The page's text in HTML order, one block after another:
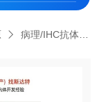
病理/IHC抗体